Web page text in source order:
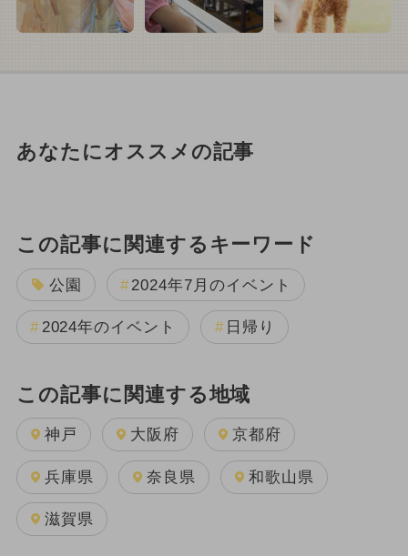
あなたにオススメの記事
この記事に関連するキーワード
公園 2024年7月のイベント
2024年のイベント 日帰り
この記事に関連する地域
神戸 大阪府 京都府
兵庫県 奈良県 和歌山県
滋賀県